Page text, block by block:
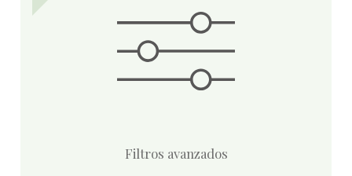
Filtros avanzados